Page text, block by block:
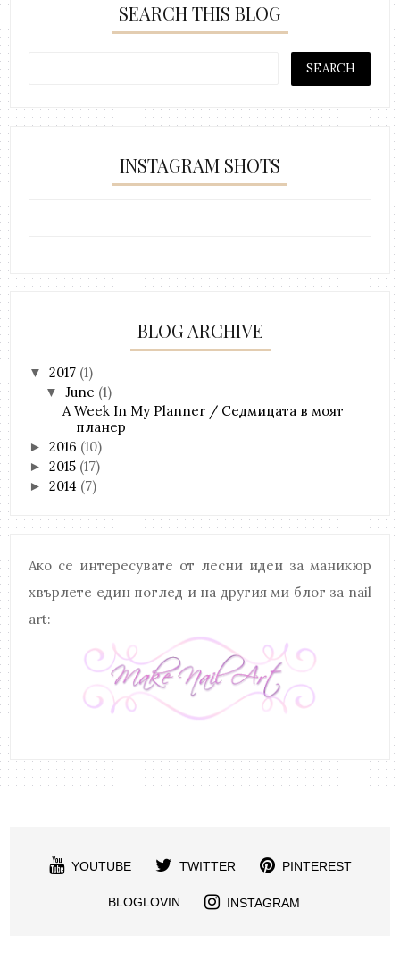
SEARCH THIS BLOG
INSTAGRAM SHOTS
BLOG ARCHIVE
▼ 2017 (1)
▼ June (1)
A Week In My Planner / Седмицата в моят
планер
►2016 (10)
►2015 (17)
►2014 (7)
Ако се интересувате от лесни идеи за маникюр
хвърлете един поглед и на другия ми блог за nail
art:
YOUTUBE TWITTER PINTEREST
BLOGLOVIN INSTAGRAM